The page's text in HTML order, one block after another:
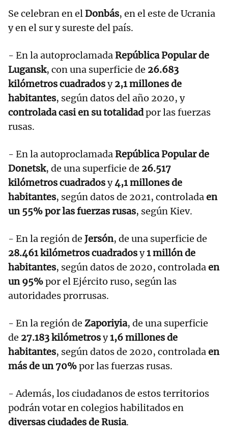
Se celebran en elDonbás, en el este de Ucrania
y en el sur y sureste del país.
- En la autoproclamadaRepública Popular de
Lugansk, con una superficie de 26.683
kilómetros cuadradosy2,1 millones de
habitantes, según datos del año 2020, y
controlada casi en su totalidadpor las fuerzas
rusas.
- En la autoproclamadaRepública Popular de
Donetsk, de una superficie de 26.517
kilómetros cuadradosy4,1 millones de
habitantes, según datos de 2021, controladaen
un 55% por las fuerzas rusas, según Kiev.
- En la región de Jersón, de una superficie de
28.461 kilómetros cuadradosy1 millón de
habitantes, según datos de 2020, controladaen
un 95%por el Ejército ruso, según las
autoridades prorrusas.
- En la región de Zaporiyia, de una superficie
de 27.183 kilómetrosy1,6 millones de
habitantes, según datos de 2020, controladaen
más de un 70%por las fuerzas rusas.
- Además, los ciudadanos de estos territorios
podrán votar en colegios habilitados en
diversas ciudades de Rusia.